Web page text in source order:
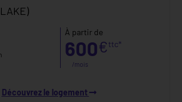
À partir de
600€ttc*
/mois
Découvrez le logement